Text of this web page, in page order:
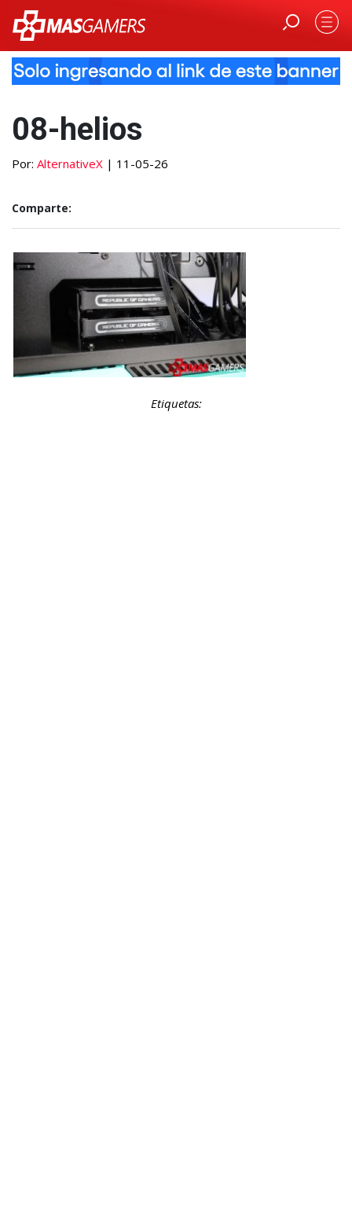
08-helios
Por: AlternativeX | 11-05-26
Comparte:
Etiquetas: